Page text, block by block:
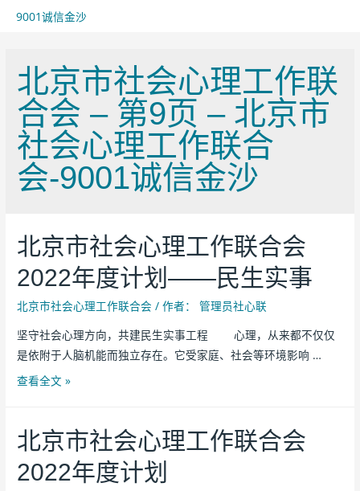
9001诚信金沙
北京市社会心理工作联
合会 – 第9页 – 北京市
社会心理工作联合
会-9001诚信金沙
北京市社会心理工作联合会
2022年度计划——民生实事
北京市社会心理工作联合会 / 作者：
管理员社心联
坚守社会心理方向，共建民生实事工程 心理，从来都不仅仅
是依附于人脑机能而独立存在。它受家庭、社会等环境影响 …
查看全文 »
北京市社会心理工作联合会
2022年度计划